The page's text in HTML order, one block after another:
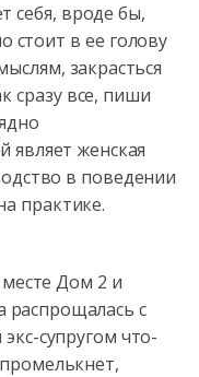
себя, вроде бы,
стоит в ее голову
закрасться
сразу все, пиши
являет женская
в поведении
практике.
Дом 2 и
распрощалась с
супругом что-